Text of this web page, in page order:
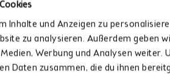
Inhalte und Anzeigen zu
zu analysieren. Außerdem geben
Werbung und Analysen weiter.
Daten zusammen, die du ihnen